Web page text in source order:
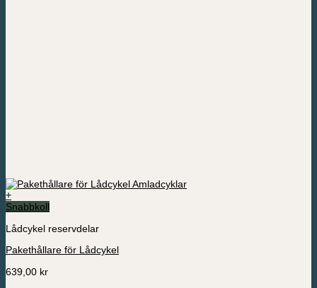
+
Snabbkoll
Lådcykel reservdelar
Pakethållare för Lådcykel
639,00 kr